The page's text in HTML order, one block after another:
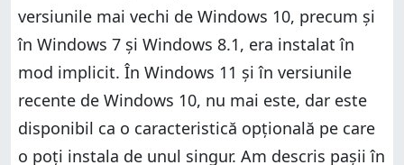
versiunile mai vechi de Windows 10, precum și
în Windows 7 și Windows 8.1, era instalat în
mod implicit. În Windows 11 și în versiunile
recente de Windows 10, nu mai este, dar este
disponibil ca o caracteristică opțională pe care
o poți instala de unul singur. Am descris pașii în